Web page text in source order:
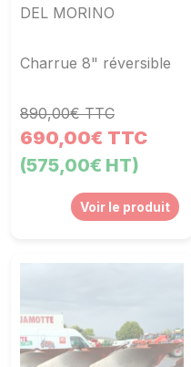
DEL MORINO
Charrue 8" réversible
890,00€ TTC
690,00€ TTC
(575,00€ HT)
Voir le produit